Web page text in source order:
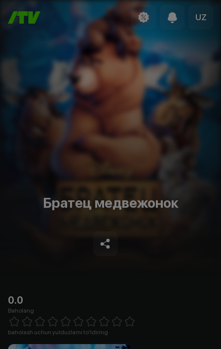
UZ
Братец медвежонок
0.0
Baholang
1 Star 2 Stars 3 Stars 4 Stars5 Stars 6 Stars7 Stars8 Stars
baholash uchun yulduzlarni to'ldiring